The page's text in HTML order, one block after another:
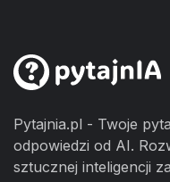
Pytajnia.pl - Twoje
odpowiedzi od AI.
sztucznej inteligencji